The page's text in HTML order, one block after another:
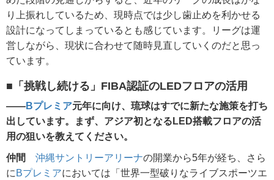
り上振れしているため、現時点では少し歯止めを利かせる
設計になってしまっているとも感じています。リーグは運
営しながら、現状に合わせて随時見直していくのだと思っ
ています。
■「挑戦し続ける」FIBA認証のLEDフロアの活用
――Bプレミア元年に向け、琉球はすでに新たな施策を打ち
出しています。まず、アジア初となるLED搭載フロアの活
用の狙いを教えてください。
仲間 沖縄サントリーアリーナの開業から5年が経ち、さら
にBプレミアにおいては「世界一型破りなライブスポーツエ